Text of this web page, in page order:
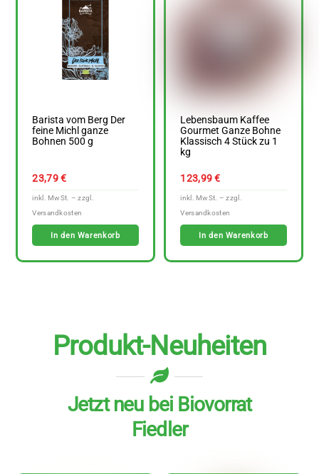
Barista vom Berg Der
feine Michl ganze
Bohnen 500 g
23,79€
In den Warenkorb
Lebensbaum Kaffee
Gourmet Ganze Bohne
Klassisch 4 Stück zu 1
kg
123,99€
In den Warenkorb
Produkt-Neuheiten
Jetzt neu bei Biovorrat
Fiedler